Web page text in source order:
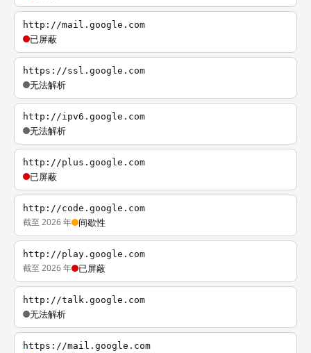
http://mail.google.com
已屏蔽
https://ssl.google.com
无法解析
http://ipv6.google.com
无法解析
http://plus.google.com
已屏蔽
http://code.google.com
截至 2026 年 间歇性
http://play.google.com
截至 2026 年 已屏蔽
http://talk.google.com
无法解析
https://mail.google.com